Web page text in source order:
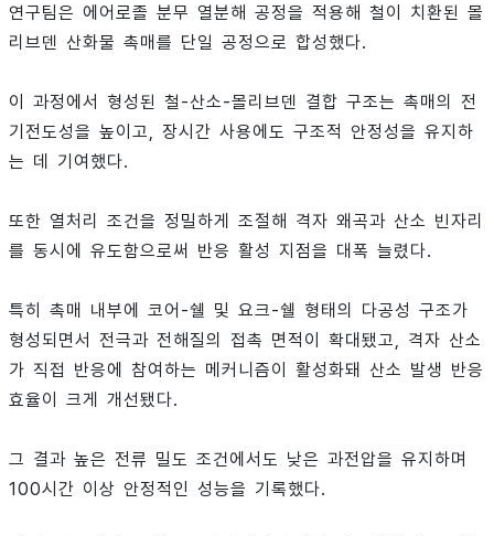
연구팀은 에어로졸 분무 열분해 공정을 적용해 철이 치환된 몰
리브덴 산화물 촉매를 단일 공정으로 합성했다.
이 과정에서 형성된 철-산소-몰리브덴 결합 구조는 촉매의 전
기전도성을 높이고, 장시간 사용에도 구조적 안정성을 유지하
는 데 기여했다.
또한 열처리 조건을 정밀하게 조절해 격자 왜곡과 산소 빈자리
를 동시에 유도함으로써 반응 활성 지점을 대폭 늘렸다.
특히 촉매 내부에 코어-쉘 및 요크-쉘 형태의 다공성 구조가
형성되면서 전극과 전해질의 접촉 면적이 확대됐고, 격자 산소
가 직접 반응에 참여하는 메커니즘이 활성화돼 산소 발생 반응
효율이 크게 개선됐다.
그 결과 높은 전류 밀도 조건에서도 낮은 과전압을 유지하며
100시간 이상 안정적인 성능을 기록했다.